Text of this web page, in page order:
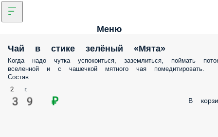
Меню
Чай в стике зелёный «Мята»
Когда надо чутка успокоиться, заземлиться, поймать
поток вселенной и с чашечкой мятного чая
помедитировать. Состав
2 г.
39 ₽ В